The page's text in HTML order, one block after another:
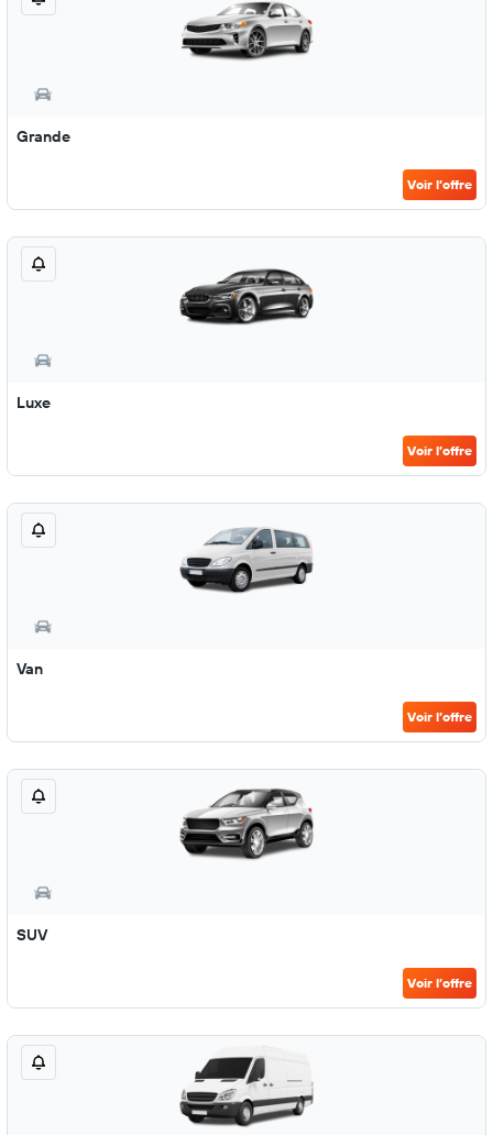
Grande
Voir l’offre
Luxe
Voir l’offre
Van
Voir l’offre
SUV
Voir l’offre